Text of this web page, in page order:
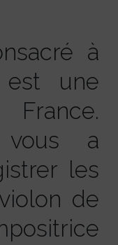
à
est une
vous a
les
de